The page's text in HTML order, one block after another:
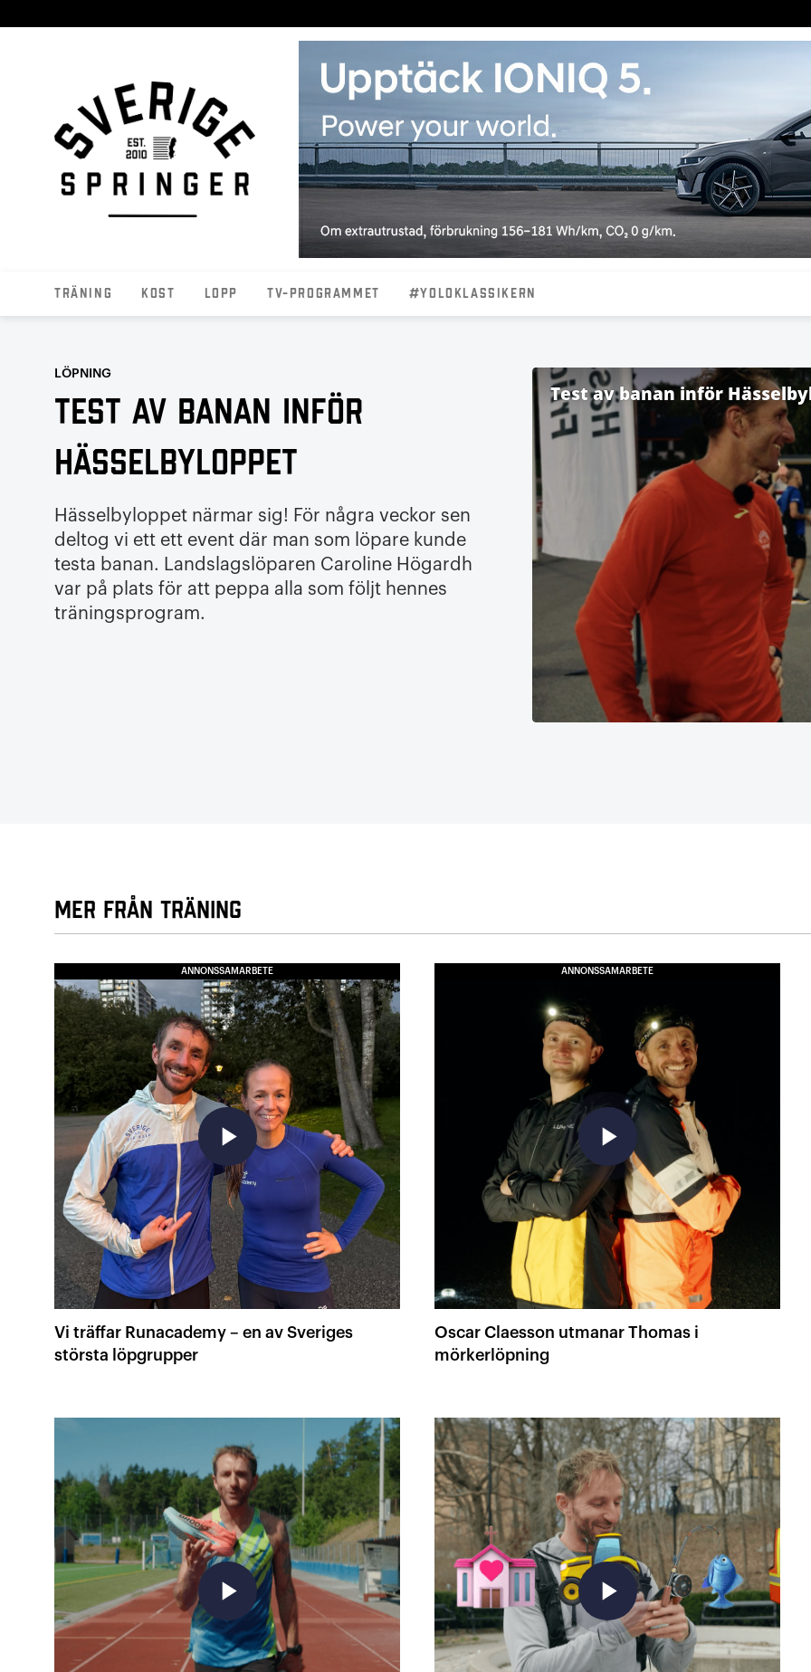
Träning Kost Lopp TV-programmet #YOLOKLASSIKERN
LÖPNING
Test av banan inför
Hässelbyloppet
Hässelbyloppet närmar sig! För några veckor sen
deltog vi ett ett event där man som löpare kunde
testa banan. Landslagslöparen Caroline Högardh
var på plats för att peppa alla som följt hennes
träningsprogram.
Mer från Träning
ANNONSSAMARBETE
play_arrow
Vi träffar Runacademy – en av Sveriges
största löpgrupper
ANNONSSAMARBETE
play_arrow
Oscar Claesson utmanar Thomas i
mörkerlöpning
play_arrow play_arrow